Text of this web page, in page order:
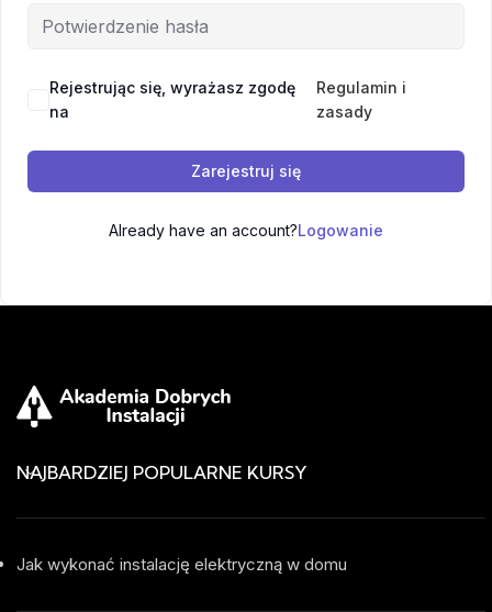
Rejestrując się, wyrażasz zgodę
na
Regulamin i
zasady
Zarejestruj się
Already have an account?Logowanie
NAJBARDZIEJ POPULARNE KURSY
Jak wykonać instalację elektryczną w domu